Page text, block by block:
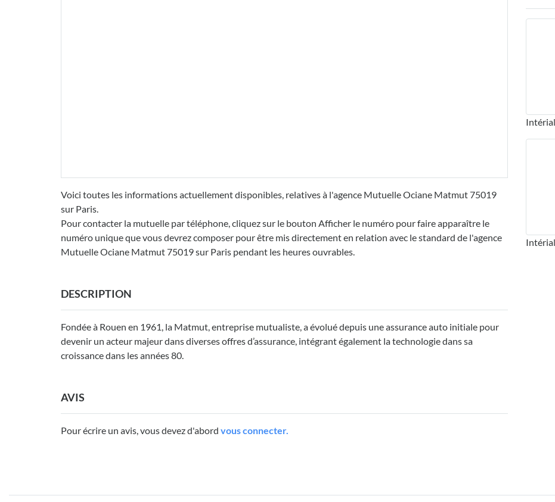
Voici toutes les informations actuellement disponibles, relatives à l'agence Mutuelle Ociane Matmut 75019
sur Paris.
Pour contacter la mutuelle par téléphone, cliquez sur le bouton Afficher le numéro pour faire apparaître le
numéro unique que vous devrez composer pour être mis directement en relation avec le standard de l'agence
Mutuelle Ociane Matmut 75019 sur Paris pendant les heures ouvrables.
DESCRIPTION
Fondée à Rouen en 1961, la Matmut, entreprise mutualiste, a évolué depuis une assurance auto initiale pour
devenir un acteur majeur dans diverses offres d’assurance, intégrant également la technologie dans sa
croissance dans les années 80.
AVIS
Pour écrire un avis, vous devez d'abord vous connecter.